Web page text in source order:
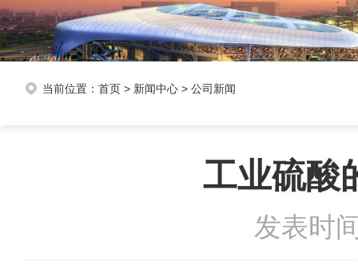
当前位置：首页 > 新闻中心 >公司新闻
工业硫酸
发表时